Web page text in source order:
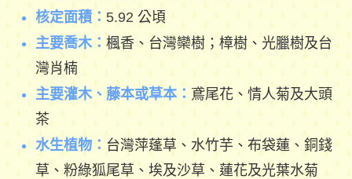
核定面積：5.92 公頃
主要喬木： 楓香、台灣欒樹；樟樹、光臘樹及台
灣肖楠
主要灌木、藤本或草本： 鳶尾花、情人菊及大頭
茶
水生植物： 台灣萍蓬草、水竹芋、布袋蓮、銅錢
草、粉綠狐尾草、埃及沙草、蓮花及光葉水菊